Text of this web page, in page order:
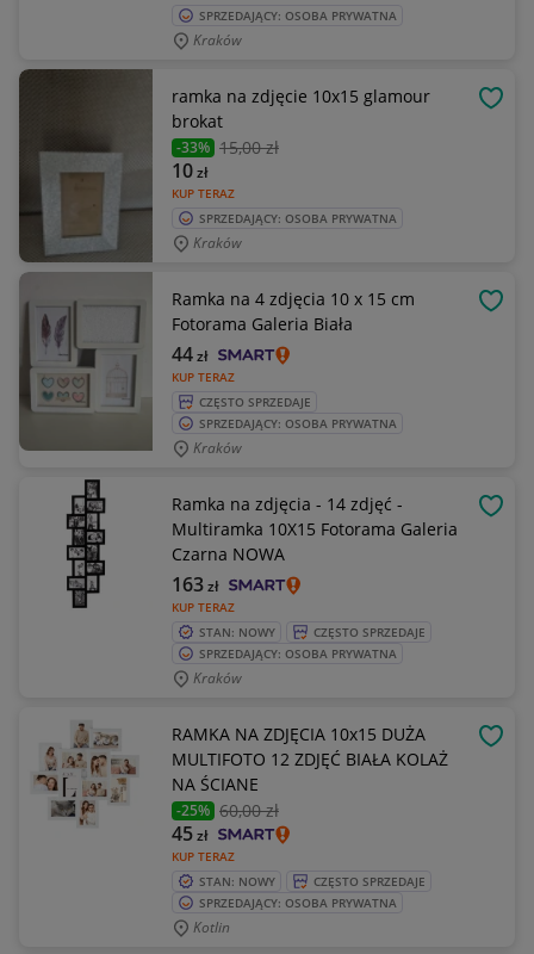
SPRZEDAJĄCY: OSOBA PRYWATNA
Kraków
ramka na zdjęcie 10x15 glamour
brokat
-33% 15,00 zł
KUP TERAZ
10zł
SPRZEDAJĄCY: OSOBA PRYWATNA
Kraków
Ramka na 4 zdjęcia 10 x 15 cm
Fotorama Galeria Biała
KUP TERAZ
44zł
CZĘSTO SPRZEDAJE
SPRZEDAJĄCY: OSOBA PRYWATNA
Kraków
Ramka na zdjęcia - 14 zdjęć -
Multiramka 10X15 Fotorama Galeria
Czarna NOWA
KUP TERAZ
163zł
STAN: NOWY
CZĘSTO SPRZEDAJE
SPRZEDAJĄCY: OSOBA PRYWATNA
Kraków
RAMKA NA ZDJĘCIA 10x15 DUŻA
MULTIFOTO 12 ZDJĘĆ BIAŁA KOLAŻ
NA ŚCIANE
-25% 60,00 zł
KUP TERAZ
45zł
STAN: NOWY
CZĘSTO SPRZEDAJE
SPRZEDAJĄCY: OSOBA PRYWATNA
Kotlin